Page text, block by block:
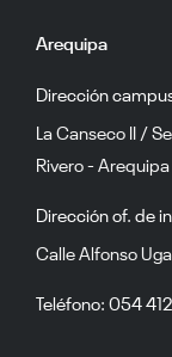
Arequipa
Dirección
La Canseco II /
Rivero - Arequipa
Dirección of. de
Calle Alfonso
Teléfono: 054